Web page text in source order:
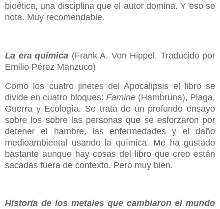
bioética, una disciplina que el autor domina. Y eso se
nota. Muy recomendable.
La era química (Frank A. Von Hippel. Traducido por
Emilio Pérez Manzuco)
Como los cuatro jinetes del Apocalipsis el libro se
divide en cuatro bloques: Famine(Hambruna), Plaga,
Guerra y Ecología. Se trata de un profundo ensayo
sobre los sobre las personas que se esforzaron por
detener el hambre, las enfermedades y el daño
medioambiental usando la química. Me ha gustado
bastante aunque hay cosas del libro que creo están
sacadas fuera de contexto. Pero muy bien.
Historia de los metales que cambiaron el mundo